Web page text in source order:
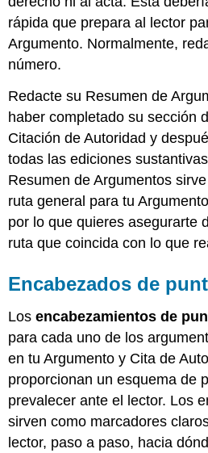
rápida que prepara al lector
Argumento. Normalmente,
número.
Redacte su Resumen de
haber completado su sección
Citación de Autoridad y
todas las ediciones
Resumen de Argumentos
ruta general para tu
por lo que quieres asegurarte
ruta que coincida con lo que
Encabezados de
Losencabezamientos de
para cada uno de los
en tu Argumento y Cita de
proporcionan un esquema de
prevalecer ante el lector. Los
sirven como marcadores
lector, paso a paso, hacia